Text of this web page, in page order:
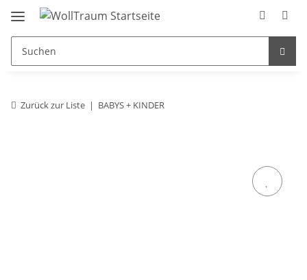
Zurück zur Liste BABYS + KINDER